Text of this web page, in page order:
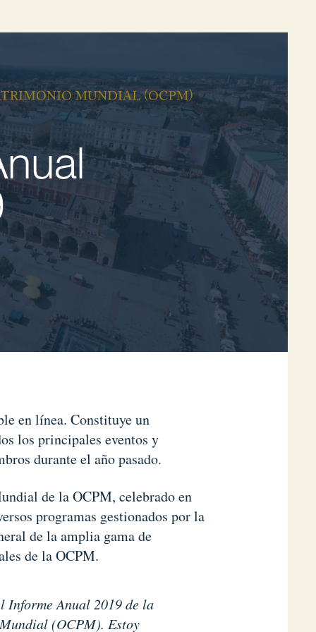
en línea. Constituye un
los principales eventos y
durante el año pasado.
de la OCPM, celebrado en
programas gestionados por la
de la amplia gama de
de la OCPM.
(OCPM). Estoy